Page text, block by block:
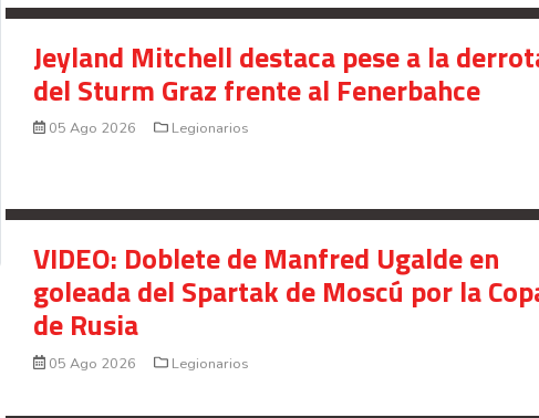
Jeyland Mitchell destaca pese a la
del Sturm Graz frente al Fenerbahce
05 Ago 2026 Legionarios
VIDEO: Doblete de Manfred Ugalde en
goleada del Spartak de Moscú por la
de Rusia
05 Ago 2026 Legionarios